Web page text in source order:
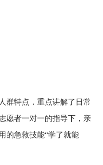
群特点，重点讲解了日常
愿者一对一的指导下，亲
的急救技能“学了就能